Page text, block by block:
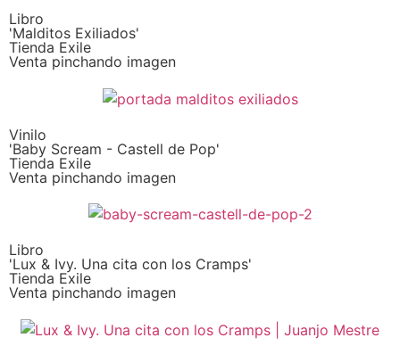
Libro
'Malditos Exiliados'
Tienda Exile
Venta pinchando imagen
Vinilo
'Baby Scream - Castell de Pop'
Tienda Exile
Venta pinchando imagen
Libro
'Lux & Ivy. Una cita con los Cramps'
Tienda Exile
Venta pinchando imagen